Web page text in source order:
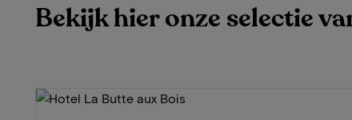
Bekijk hier onze selectie